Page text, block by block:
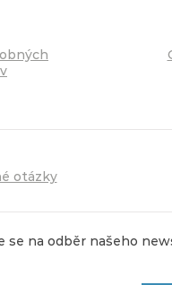
otázky
se na odběr našeho